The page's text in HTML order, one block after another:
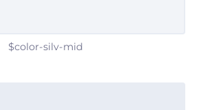
$color-silv-mid